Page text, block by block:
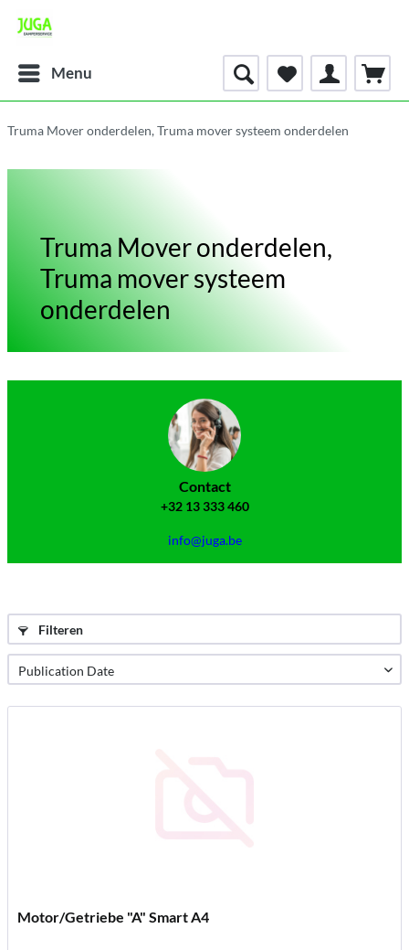
Menu
Truma Mover onderdelen, Truma mover systeem onderdelen
Truma Mover onderdelen,
Truma mover systeem
onderdelen
Contact
+32 13 333 460
info@juga.be
Filteren
Motor/Getriebe "A" Smart A4